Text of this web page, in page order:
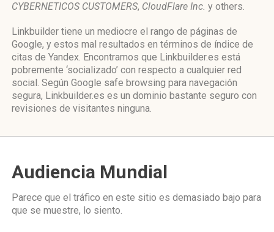
CYBERNETICOS CUSTOMERS, CloudFlare Inc. y others.
Linkbuilder tiene un mediocre el rango de páginas de
Google, y estos mal resultados en términos de índice de
citas de Yandex. Encontramos que Linkbuilder.es está
pobremente ‘socializado’ con respecto a cualquier red
social. Según Google safe browsing para navegación
segura, Linkbuilder.es es un dominio bastante seguro con
revisiones de visitantes ninguna.
Audiencia Mundial
Parece que el tráfico en este sitio es demasiado bajo para
que se muestre, lo siento.